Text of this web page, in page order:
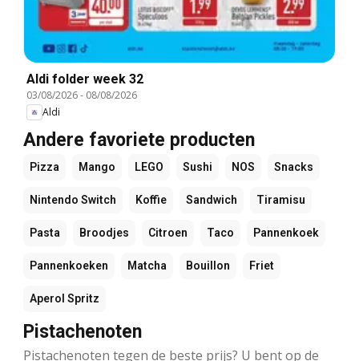
Aldi folder week 32
03/08/2026- 08/08/2026
Aldi
Andere favoriete producten
Pizza Mango LEGO Sushi NOS Snacks
Nintendo Switch Koffie Sandwich Tiramisu
Pasta Broodjes Citroen Taco Pannenkoek
Pannenkoeken Matcha Bouillon Friet
Aperol Spritz
Pistachenoten
Pistachenoten tegen de beste prijs? U bent op de